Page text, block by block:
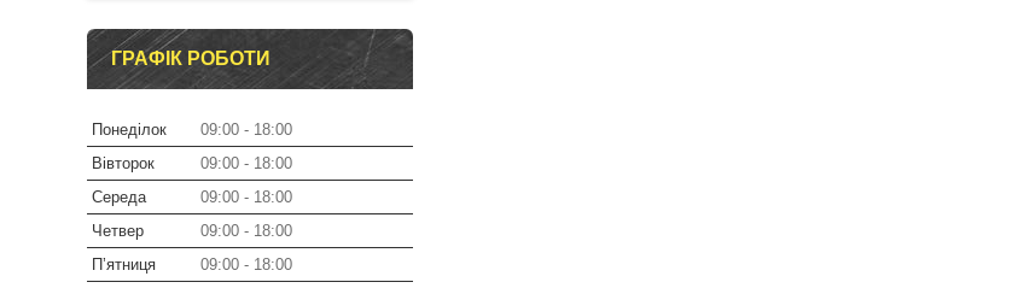
ГРАФІК РОБОТИ
Понеділок 09:00
18:00
Вівторок
09:00
18:00
Середа
09:00
18:00
Четвер
09:00
18:00
Пʼятниця
09:00
18:00